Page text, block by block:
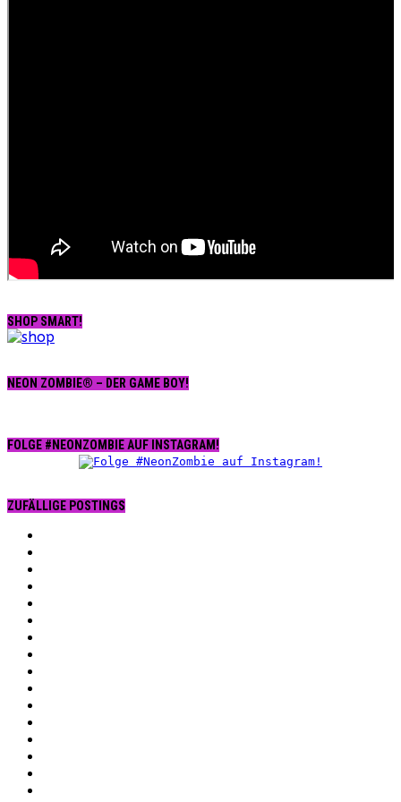
SHOP SMART!
NEON ZOMBIE® – DER GAME BOY!
FOLGE #NEONZOMBIE AUF INSTAGRAM!
ZUFÄLLIGE POSTINGS